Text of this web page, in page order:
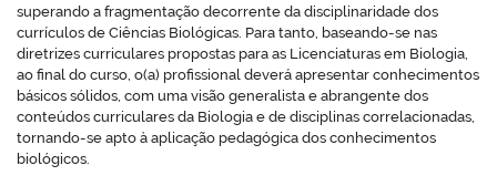
superando a fragmentação decorrente da disciplinaridade dos
currículos de Ciências Biológicas. Para tanto, baseando-se nas
diretrizes curriculares propostas para as Licenciaturas em Biologia,
ao final do curso, o(a) profissional deverá apresentar conhecimentos
básicos sólidos, com uma visão generalista e abrangente dos
conteúdos curriculares da Biologia e de disciplinas correlacionadas,
tornando-se apto à aplicação pedagógica dos conhecimentos
biológicos.